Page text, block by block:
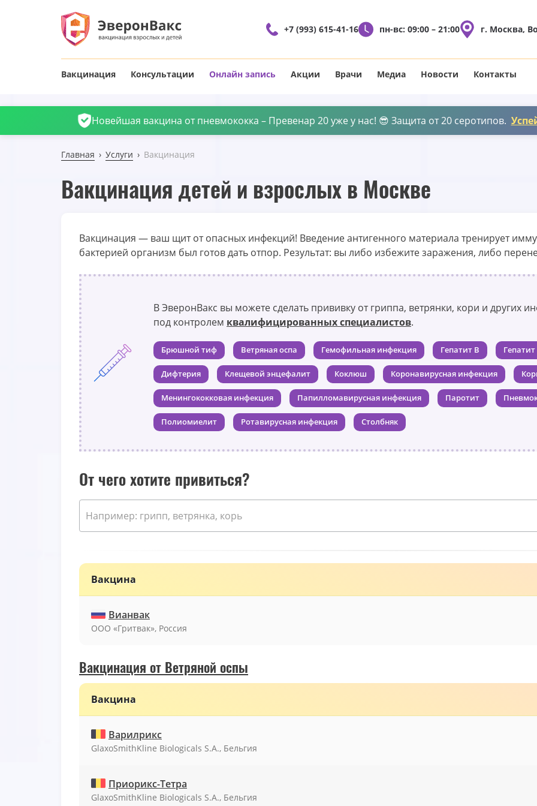
+7 (993) 615-41-16 пн-вс: 09:00 – 21:00 г. Москва,
Вакцинация Консультации Онлайн запись Акции Врачи Медиа Новости Контакты
Новейшая вакцина от пневмококка – Превенар 20 уже у нас! 😎 Защита от 20 серотипов.
Главная Услуги Вакцинация
Вакцинация детей и взрослых в Москве
Вакцинация — ваш щит от опасных инфекций! Введение антигенного материала тренирует
бактерией организм был готов дать отпор. Результат: вы либо избежите заражения, либо
В ЭверонВакс вы можете сделать прививку от гриппа, ветрянки, кори и других
под контролем квалифицированных специалистов.
Брюшной тиф Ветряная оспа Гемофильная инфекция Гепатит B
Дифтерия Клещевой энцефалит Коклюш Коронавирусная инфекция
Менингококковая инфекция Папилломавирусная инфекция Паротит
Полиомиелит Ротавирусная инфекция Столбняк
От чего хотите привиться?
Вакцина
Вианвак
ООО «Гритвак», Россия
Вакцинация от Ветряной оспы
Вакцина
Варилрикс
GlaxoSmithKline Biologicals S.A., Бельгия
Приорикс-Тетра
GlaxoSmithKline Biologicals S.A., Бельгия